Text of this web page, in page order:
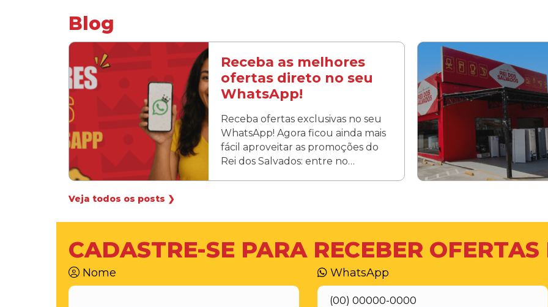
Blog
Receba as melhores
ofertas direto no seu
WhatsApp!
Receba ofertas exclusivas no seu
WhatsApp! Agora ficou ainda mais
fácil aproveitar as promoções do
Rei dos Salvados: entre no…
Veja todos os posts ❯
CADASTRE-SE PARA RECEBER
Nome WhatsApp